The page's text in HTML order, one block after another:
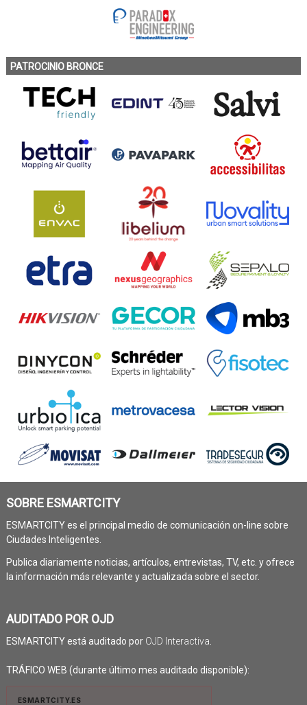
PATROCINIO BRONCE
SOBRE ESMARTCITY
ESMARTCITY es el principal medio de comunicación on-line sobre
Ciudades Inteligentes.
Publica diariamente noticias, artículos, entrevistas, TV, etc. y ofrece
la información más relevante y actualizada sobre el sector.
AUDITADO POR OJD
ESMARTCITY está auditado por OJD Interactiva.
TRÁFICO WEB (durante último mes auditado disponible):